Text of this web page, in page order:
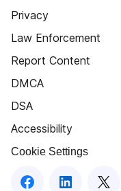
Privacy
Law Enforcement
Report Content
DMCA
DSA
Accessibility
Cookie Settings